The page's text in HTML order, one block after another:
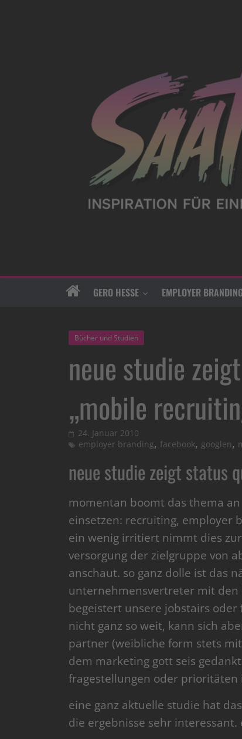
GERO HESSE EMPLOYER BRANDING
Bücher und Studien
neue studie
„mobile
24. Januar 2010
employer branding, facebook, googlen,
neue studie zeigt status
momentan boomt das thema
einsetzen: recruiting, employer
ein wenig irritiert nimmt dies
versorgung der zielgruppe von
anschaut. so ganz dolle ist das
unternehmensvertreter mit den
begeistert unsere jobstairs
nicht ganz so weit, kann sich
partner (weibliche form stets
dem marketing gott seis
fragestellungen oder
eine ganz aktuelle studie hat
die ergebnisse sehr